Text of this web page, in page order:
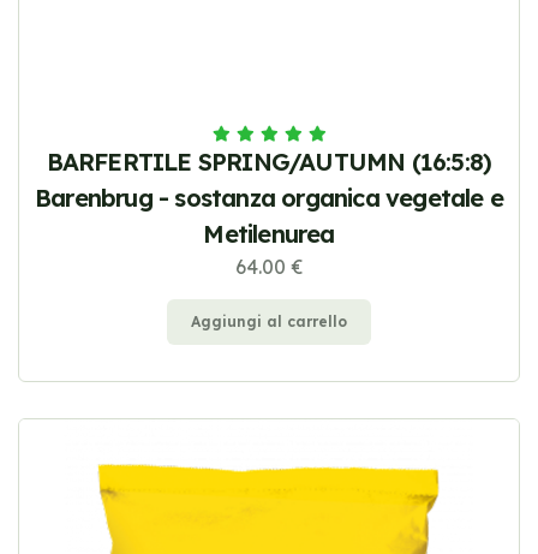
BARFERTILE SPRING/AUTUMN (16:5:8)
Barenbrug - sostanza organica vegetale e
Metilenurea
64.00 €
Aggiungi al carrello